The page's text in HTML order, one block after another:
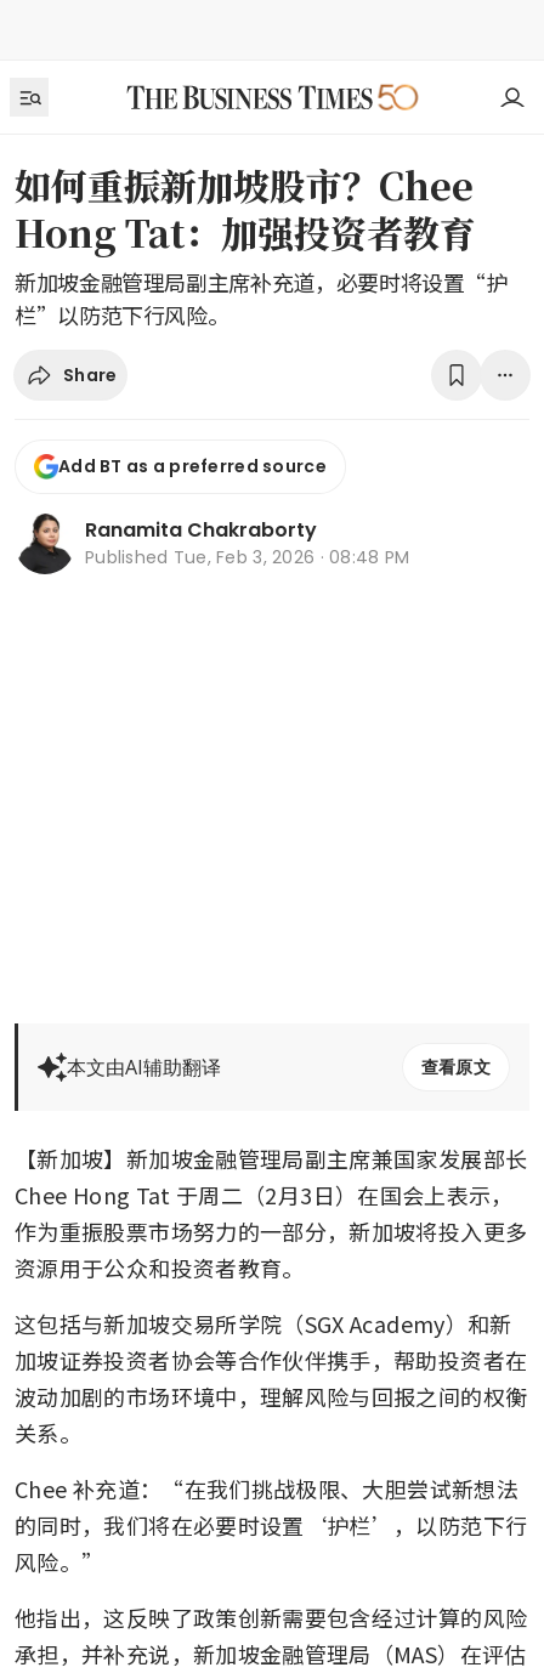
如何重振新加坡股市？Chee
Hong Tat：加强投资者教育
新加坡金融管理局副主席补充道，必要时将设置“护
栏”以防范下行风险。
Share
Add BT as a preferred source
Ranamita Chakraborty
Published Tue, Feb 3, 2026 · 08:48 PM
本文由AI辅助翻译 查看原文
【新加坡】新加坡金融管理局副主席兼国家发展部长
Chee Hong Tat 于周二（2月3日）在国会上表示，
作为重振股票市场努力的一部分，新加坡将投入更多
资源用于公众和投资者教育。
这包括与新加坡交易所学院（SGX Academy）和新
加坡证券投资者协会等合作伙伴携手，帮助投资者在
波动加剧的市场环境中，理解风险与回报之间的权衡
关系。
Chee 补充道：“在我们挑战极限、大胆尝试新想法
的同时，我们将在必要时设置‘护栏’，以防范下行
风险。”
他指出，这反映了政策创新需要包含经过计算的风险
承担，并补充说，新加坡金融管理局（MAS）在评估